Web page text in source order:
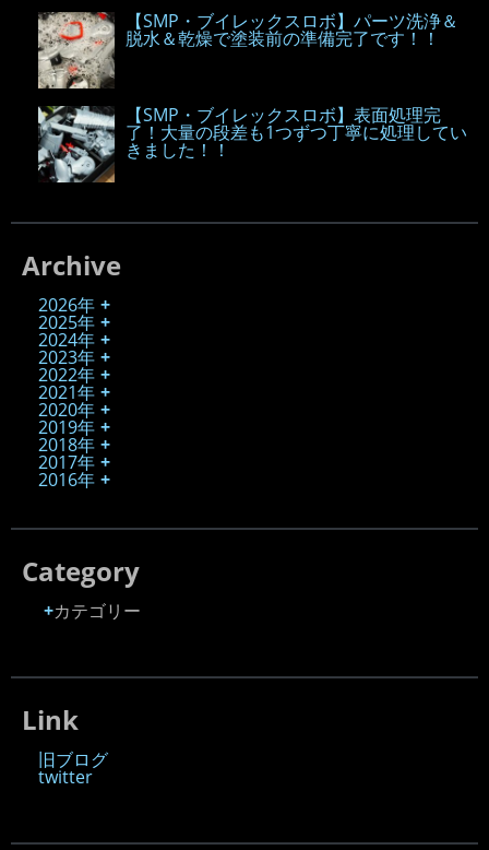
【SMP・ブイレックスロボ】パーツ洗浄＆
脱水＆乾燥で塗装前の準備完了です！！
【SMP・ブイレックスロボ】表面処理完
了！大量の段差も1つずつ丁寧に処理してい
きました！！
Archive
2026年
2025年
2024年
2023年
2022年
2021年
2020年
2019年
2018年
2017年
2016年
Category
カテゴリー
Link
旧ブログ
twitter